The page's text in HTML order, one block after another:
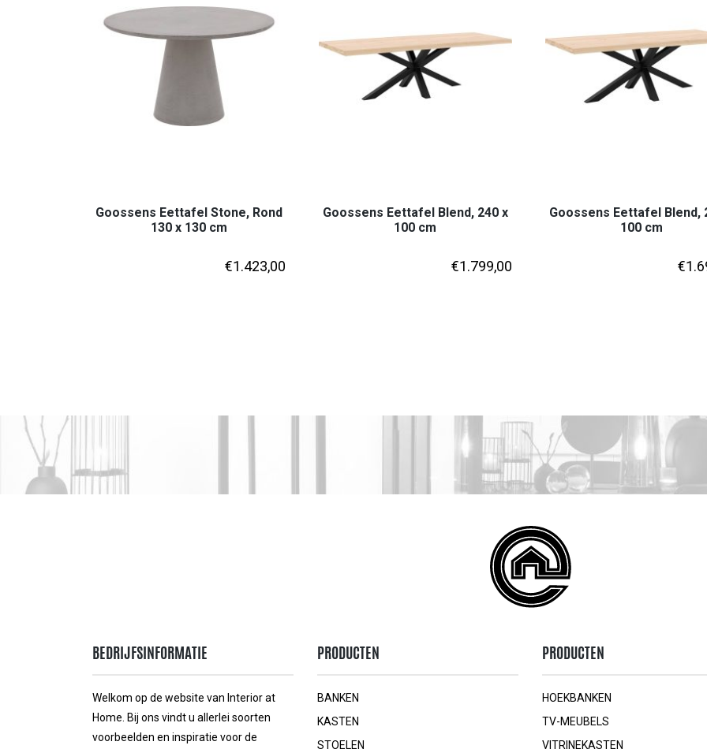
Goossens Eettafel Stone, Rond
130 x 130 cm
€1.423,00
Goossens Eettafel Blend, 240 x
100 cm
€1.799,00
Goossens Eettafel Blend,
100 cm
€
BEDRIJFSINFORMATIE
Welkom op de website van Interior at
Home. Bij ons vindt u allerlei soorten
voorbeelden en inspiratie voor de
PRODUCTEN
BANKEN
KASTEN
STOELEN
PRODUCTEN
HOEKBANKEN
TV-MEUBELS
VITRINEKASTEN